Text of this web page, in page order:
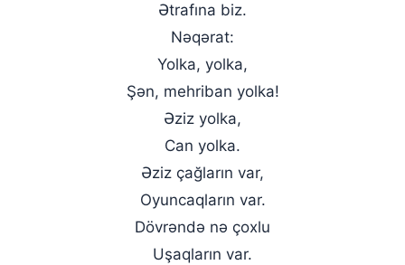
Ətrafına biz.
Nəqərat:
Yolka, yolka,
Şən, mehriban yolka!
Əziz yolka,
Can yolka.
Əziz çağların var,
Oyuncaqların var.
Dövrəndə nə çoxlu
Uşaqların var.